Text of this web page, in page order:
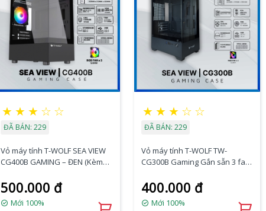
★ ★ ★ ☆ ☆
ĐÃ BÁN: 229
Vỏ máy tính T-WOLF SEA VIEW
CG400B GAMING – ĐEN (Kèm
500.000 đ
Mới 100%
★ ★ ★ ☆ ☆
ĐÃ BÁN: 229
Vỏ máy tính T-WOLF TW-
CG300B Gaming Gắn sẵn 3 fan
Glass/USB3.0*1+USB2.0*2+HD
Audio/282x192x413mm)
400.000 đ
Mới 100%